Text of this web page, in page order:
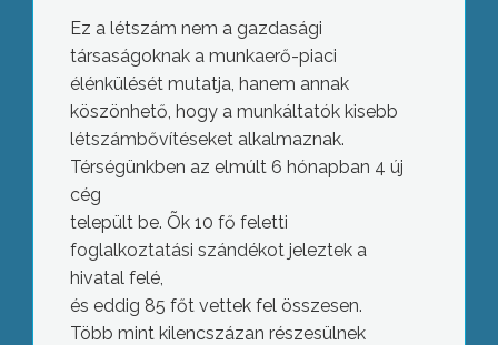
Ez a létszám nem a gazdasági
társaságoknak a munkaerő-piaci
élénkülését mutatja, hanem annak
köszönhető, hogy a munkáltatók kisebb
létszámbővítéseket alkalmaznak.
Térségünkben az elmúlt 6 hónapban 4 új
cég
települt be. Õk 10 fő feletti
foglalkoztatási szándékot jeleztek a
hivatal felé,
és eddig 85 főt vettek fel összesen.
Több mint kilencszázan részesülnek